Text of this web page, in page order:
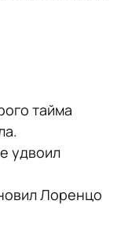
тайма
удвоил
Лоренцо